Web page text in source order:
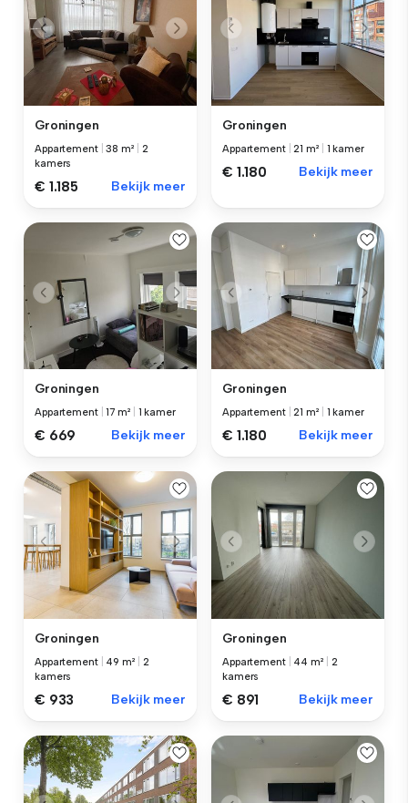
Groningen
Appartement |38 m²
2
kamers
€ 1.185 Bekijk meer
Groningen
Appartement |21 m² 1 kamer
€ 1.180 Bekijk meer
Groningen
Appartement |17 m² 1 kamer
€ 669 Bekijk meer
Groningen
Appartement |21 m² 1 kamer
€ 1.180 Bekijk meer
Groningen
Appartement 49 m²
2
kamers
€ 933 Bekijk meer
Groningen
Appartement 44 m²
2
kamers
€ 891 Bekijk meer